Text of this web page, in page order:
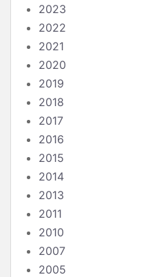
2023
2022
2021
2020
2019
2018
2017
2016
2015
2014
2013
2011
2010
2007
2005